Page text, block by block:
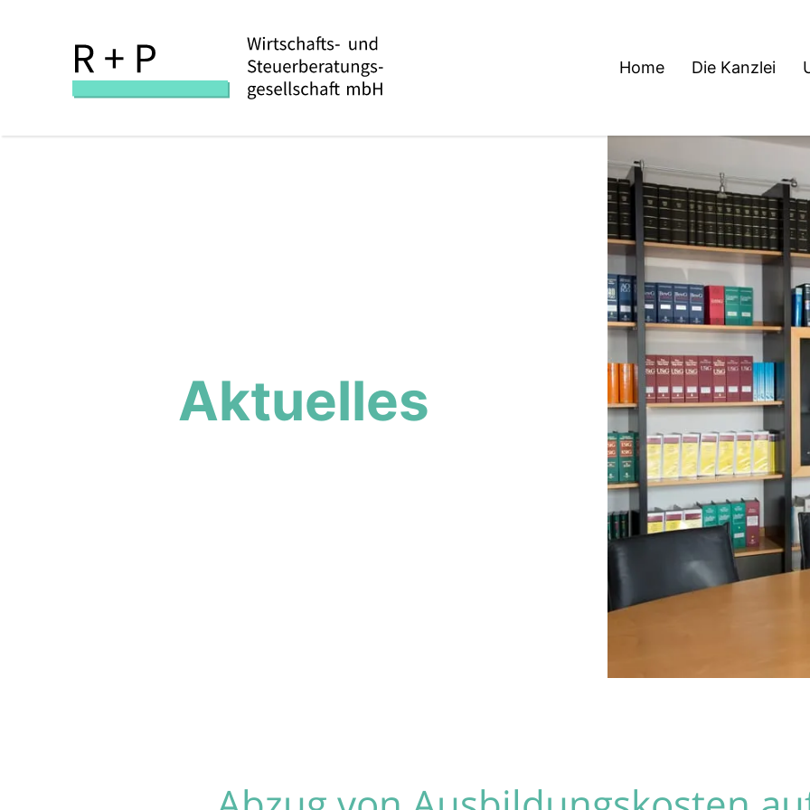
Home Die Kanzlei
Aktuelles